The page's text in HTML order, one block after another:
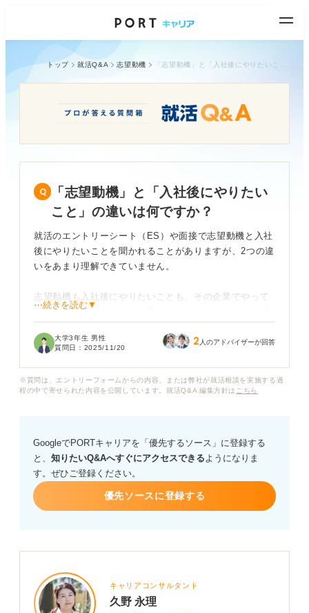
トップ 就活Q&A 志望動機
「志望動機」と「入社後にやりたい
こと」の違いは何ですか？
就活のエントリーシート（ES）や面接で志望動機と入社
後にやりたいことを聞かれることがありますが、2つの違
いをあまり理解できていません。
志望動機も入社後にやりたいことも、その企業でやって
みたいことを伝えるのだと思っていたため、どちらも質
す。また、企業によっては「その企業でやりたいこと」
志望動機と入社後にやりたいことには、どのような明確
⋯続きを読む▼
大学3年生 男性
質問日： 2025/11/20 2 人のアドバイザーが回答
※質問は、エントリーフォームからの内容、または弊社が就活相談を実施する過
程の中で寄せられた内容を公開しています。就活Q&A 編集方針は こちら
GoogleでPORTキャリアを「優先するソース」に登録する
と、 知りたいQ&Aへすぐにアクセスできるようになりま
す。ぜひご登録ください。
優先ソースに登録する
キャリアコンサルタント
久野 永理